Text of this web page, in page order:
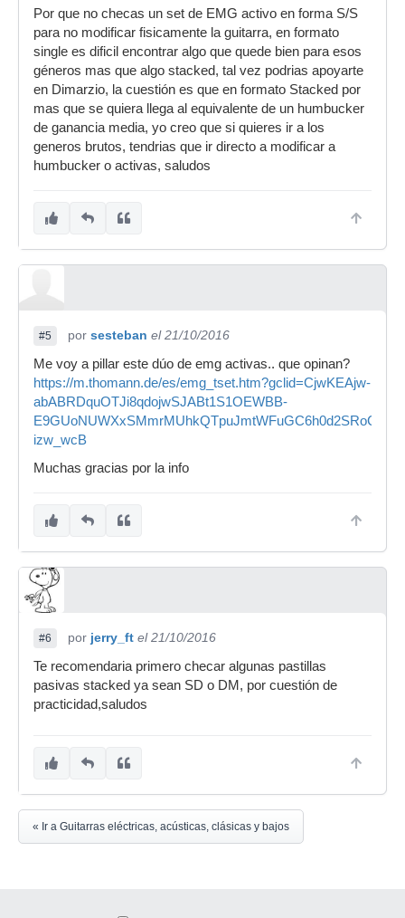
Por que no checas un set de EMG activo en forma S/S
para no modificar fisicamente la guitarra, en formato
single es dificil encontrar algo que quede bien para esos
géneros mas que algo stacked, tal vez podrias apoyarte
en Dimarzio, la cuestión es que en formato Stacked por
mas que se quiera llega al equivalente de un humbucker
de ganancia media, yo creo que si quieres ir a los
generos brutos, tendrias que ir directo a modificar a
humbucker o activas, saludos
#5 por sesteban el 21/10/2016
Me voy a pillar este dúo de emg activas.. que opinan?
https://m.thomann.de/es/emg_tset.htm?gclid=CjwKEAjw-
abABRDquOTJi8qdojwSJABt1S1OEWBB-
E9GUoNUWXxSMmrMUhkQTpuJmtWFuGC6h0d2SRoC-
izw_wcB
Muchas gracias por la info
#6 por jerry_ft el 21/10/2016
Te recomendaria primero checar algunas pastillas
pasivas stacked ya sean SD o DM, por cuestión de
practicidad,saludos
« Ir a Guitarras eléctricas, acústicas, clásicas y bajos